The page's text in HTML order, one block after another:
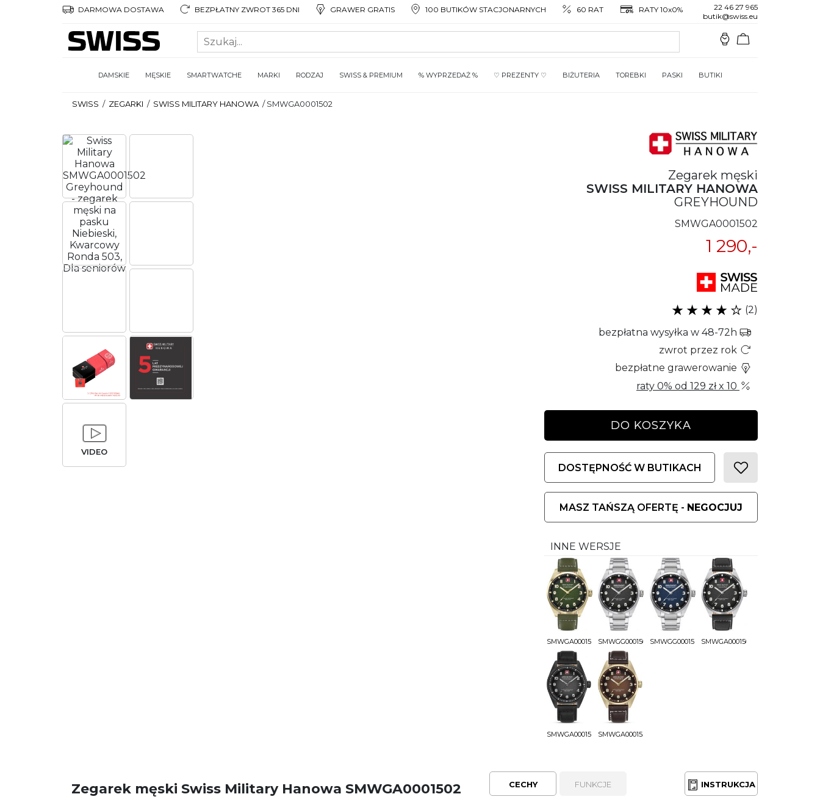
DARMOWA DOSTAWA BEZPŁATNY ZWROT 365 DNI GRAWER GRATIS 100 BUTIKÓW STACJONARNYCH 60 RAT RATY 10x0%
22 46 27 965
butik@swiss.eu
DAMSKIE MĘSKIE SMARTWATCHE MARKI RODZAJ SWISS & PREMIUM % WYPRZEDAŻ % ♡ PREZENTY ♡ BIŻUTERIA TOREBKI PASKI BUTIKI
SWISS / ZEGARKI / SWISS MILITARY HANOWA /SMWGA0001502
VIDEO
Zegarek męski
SWISS MILITARY HANOWA
GREYHOUND
SMWGA0001502
1 290,-
(2)
bezpłatna wysyłka w 48-72h
zwrot przez rok
bezpłatne grawerowanie
raty 0% od 129 złx 10
DO KOSZYKA
DOSTĘPNOŚĆ W BUTIKACH
MASZ TAŃSZĄ OFERTĘ - NEGOCJUJ
INNE WERSJE
SMWGA0001550 SMWGG0001503 SMWGG0001504SMWGA0001505
SMWGA0001530 SMWGA0001551
Zegarek męski Swiss Military Hanowa SMWGA0001502 CECHY FUNKCJE INSTRUKCJA